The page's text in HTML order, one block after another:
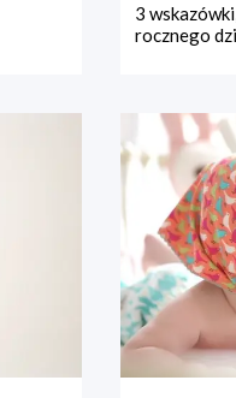
3
rocznego